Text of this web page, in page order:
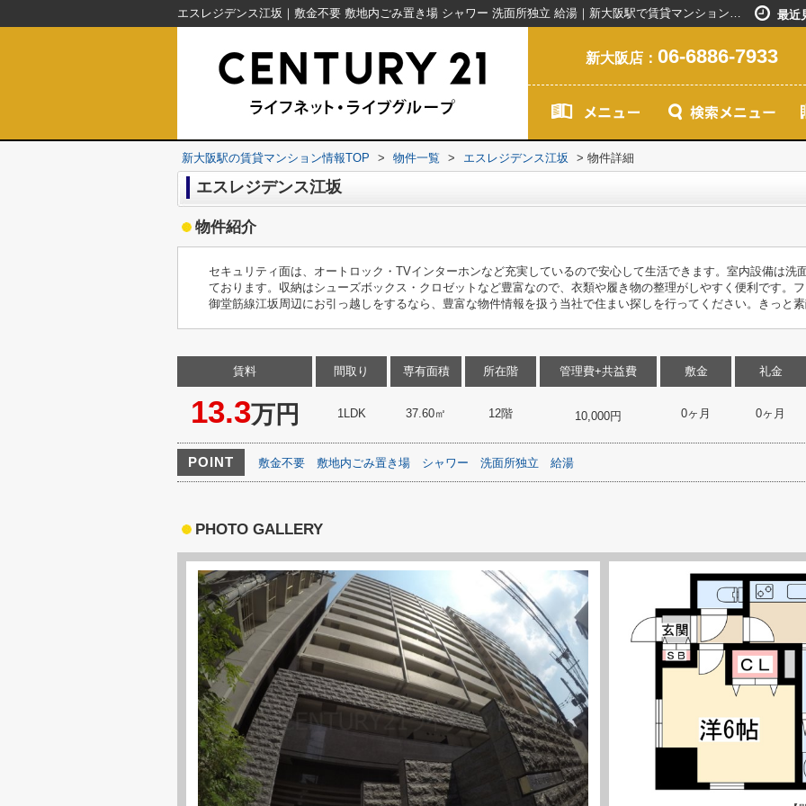
エスレジデンス江坂｜敷金不要 敷地内ごみ置き場 シャワー 洗面所独立 給湯｜新大阪駅で賃貸マンションを探すなら創業20年以上のセンチュリー21ライフネット・ライブグループ 最近
新大阪店： 06-6886-7933
新大阪駅の賃貸マンション情報TOP > 物件一覧 > エスレジデンス江坂 > 物件詳細
エスレジデンス江坂
物件紹介
セキュリティ面は、オートロック・TVインターホンなど充実しているので安心して生活できます。室内設備は洗
ております。収納はシューズボックス・クロゼットなど豊富なので、衣類や履き物の整理がしやすく便利です。
御堂筋線江坂周辺にお引っ越しをするなら、豊富な物件情報を扱う当社で住まい探しを行ってください。きっと
賃料
13.3万円
間取り
1LDK
専有面積
37.60㎡
所在階
12階
管理費+共益費
10,000円
敷金
0ヶ月
礼金
0ヶ月
POINT 敷金不要 敷地内ごみ置き場 シャワー 洗面所独立 給湯
PHOTO GALLERY